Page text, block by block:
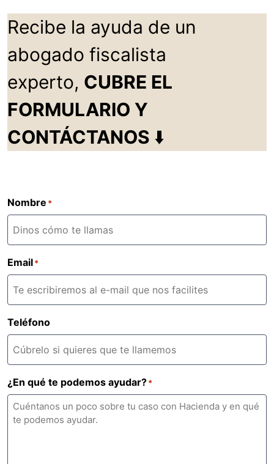
Recibe la ayuda de un
abogado fiscalista
experto, CUBRE EL
FORMULARIO Y
CONTÁCTANOS ⬇️
Nombre *
Email*
Teléfono
¿En qué te podemos ayudar?*